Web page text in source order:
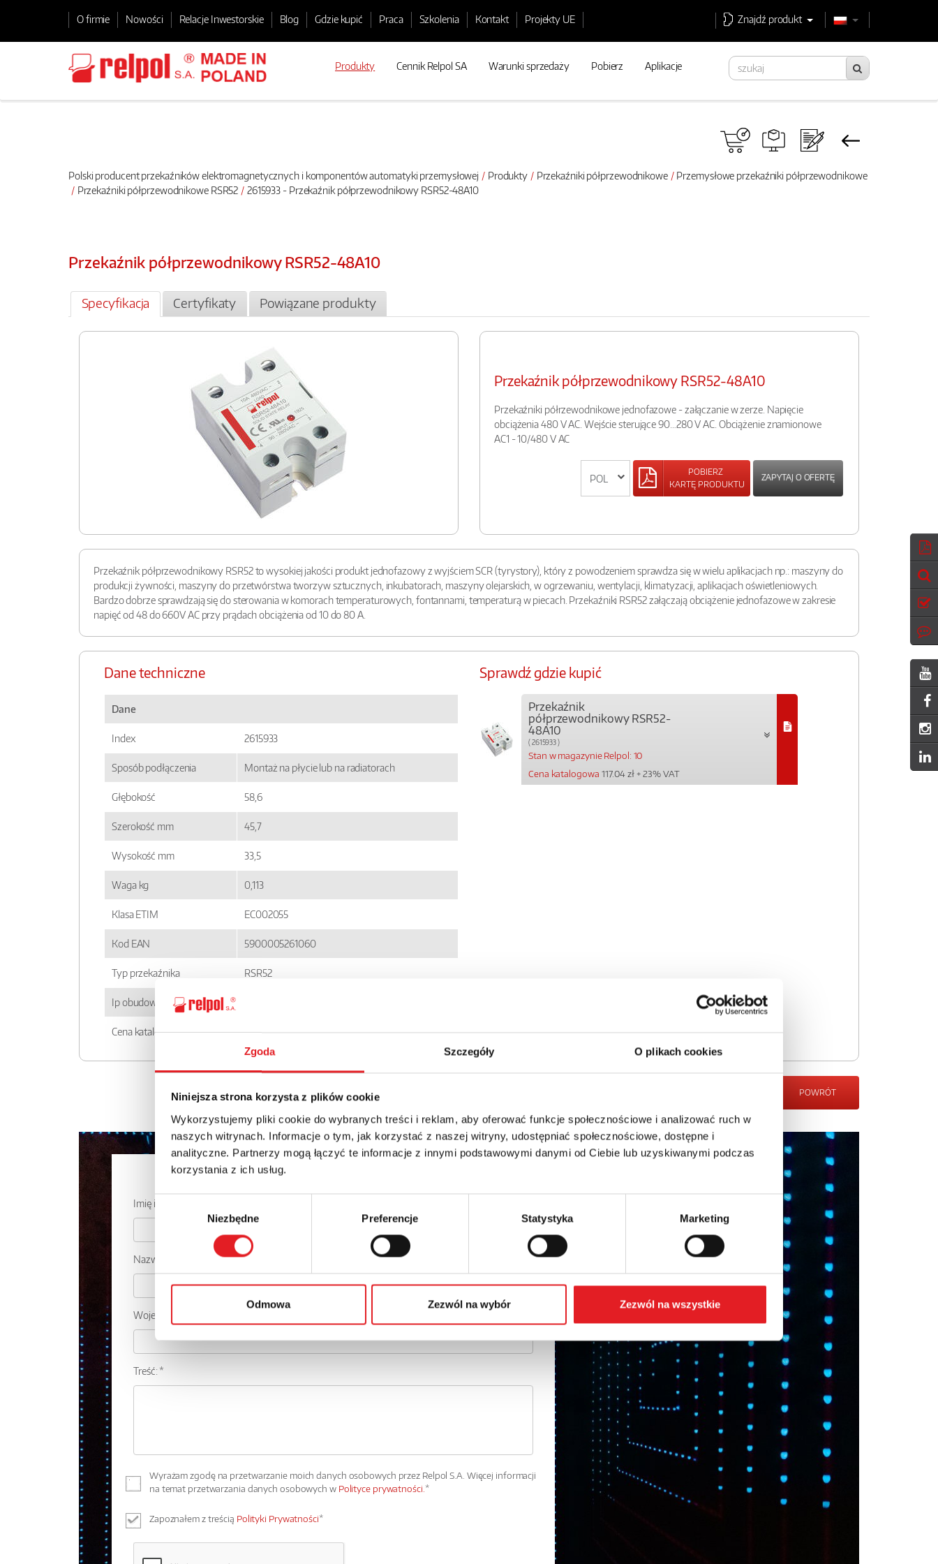
Zgoda Szczegóły O plikach cookies
Niniejsza strona korzysta z plików cookie
Wykorzystujemy pliki cookie do wybranych treści i reklam, aby oferować funkcje społecznościowe i analizować ruch w
naszych witrynach. Informacje o tym, jak korzystać z naszej witryny, udostępniać społecznościowe, dostępne i
analityczne. Partnerzy mogą łączyć te informacje z innymi podstawowymi danymi od Ciebie lub uzyskiwanymi podczas
korzystania z ich usług.
Wybór
zgody
Niezbędne Preferencje Statystyka Marketing
Odmowa Zezwól na wybór Zezwól na wszystkie
O firmie Nowości Relacje Inwestorskie Blog Gdzie kupić Praca Szkolenia Kontakt Projekty UE Znajdź produkt
Produkty Cennik Relpol SA Warunki sprzedaży Pobierz Aplikacje
Polski producent przekaźników elektromagnetycznych i komponentów automatyki przemysłowej Produkty Przekaźniki półprzewodnikowe
Przemysłowe przekaźniki półprzewodnikowe
Przekaźniki półprzewodnikowe RSR52
2615933 - Przekaźnik półprzewodnikowy RSR52-48A10
Przekaźnik półprzewodnikowy RSR52-48A10
Specyfikacja Certyfikaty Powiązane produkty
Przekaźnik półprzewodnikowy RSR52-48A10
Przekaźniki półrzewodnikowe jednofazowe - załączanie w zerze. Napięcie
obciążenia 480 V AC. Wejście sterujące 90…280 V AC. Obciążenie znamionowe
AC1 - 10/480 V AC
POBIERZ
KARTĘ PRODUKTU
ZAPYTAJ O OFERTĘ
Przekaźnik półprzewodnikowy RSR52 to wysokiej jakości produkt jednofazowy z wyjściem SCR (tyrystory), który z powodzeniem sprawdza się w wielu aplikacjach np.: maszyny do
produkcji żywności, maszyny do przetwórstwa tworzyw sztucznych, inkubatorach, maszyny olejarskich, w ogrzewaniu, wentylacji, klimatyzacji, aplikacjach oświetleniowych.
Bardzo dobrze sprawdzają się do sterowania w komorach temperaturowych, fontannami, temperaturą w piecach. Przekaźniki RSR52 załączają obciążenie jednofazowe w zakresie
napięć od 48 do 660V AC przy prądach obciążenia od 10 do 80 A.
Dane techniczne
Dane
Index 2615933
Sposób podłączenia Montaż na płycie lub na radiatorach
Głębokość 58,6
Szerokość mm 45,7
Wysokość mm 33,5
Waga kg 0,113
Klasa ETIM EC002055
Kod EAN 5900005261060
Typ przekaźnika RSR52
Ip obudowy
Cena katalogowa 117.04zł + 23% VAT
Sprawdź gdzie kupić
Przekaźnik
półprzewodnikowy RSR52-
48A10
( 2615933 )
Stan w magazynie Relpol: 10
Cena katalogowa 117.04 zł + 23% VAT
POWRÓT
Zapytaj o szczegóły oferty
Imię i nazwisko: *
Nazwa firmy: Numer telefonu:
Województwo:
Treść: *
Wyrażam zgodę na przetwarzanie moich danych osobowych przez Relpol S.A. Więcej informacji
na temat przetwarzania danych osobowych w Polityce prywatności.*
Zapoznałem z treścią Polityki Prywatności*